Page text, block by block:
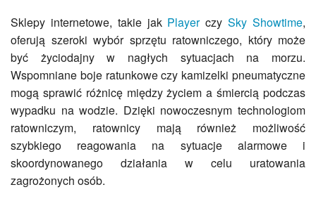
Sklepy internetowe, takie jak PlayerczySky Showtime,
oferują szeroki wybór sprzętu ratowniczego, który może
być życiodajny w nagłych sytuacjach na morzu.
Wspomniane boje ratunkowe czy kamizelki pneumatyczne
mogą sprawić różnicę między życiem a śmiercią podczas
wypadku na wodzie. Dzięki nowoczesnym technologiom
ratowniczym, ratownicy mają również możliwość
szybkiego reagowania na sytuacje alarmowe i
skoordynowanego działania w celu uratowania
zagrożonych osób.